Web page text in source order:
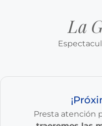
La
Presta atención